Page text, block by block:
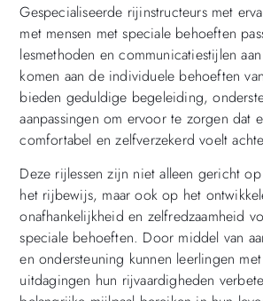
Gespecialiseerde rijinstructeurs met
met mensen met speciale behoeften
lesmethoden en communicatiestijlen
komen aan de individuele behoeften
bieden geduldige begeleiding,
aanpassingen om ervoor te zorgen dat
comfortabel en zelfverzekerd voelt
Deze rijlessen zijn niet alleen gericht
het rijbewijs, maar ook op het
onafhankelijkheid en zelfredzaamheid
speciale behoeften. Door middel van
en ondersteuning kunnen leerlingen
uitdagingen hun rijvaardigheden